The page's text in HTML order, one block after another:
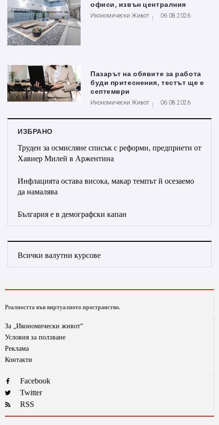
офиси, извън централния
Икономически Живот 06.08.2026
Пазарът на обявите за работа
буди притеснения, тестът ще е
септември
Икономически Живот 06.08.2026
ИЗБРАНО
Труден за осмисляне списък с реформи, предприети от
Хавиер Милей в Аржентина
Инфлацията остава висока, макар темпът й осезаемо
да намалява
България е в демографски капан
Всички валутни курсове
Реалността във виртуалното пространство.
За „Икономически живот“
Условия за ползване
Реклама
Контакти
Facebook
Twitter
RSS